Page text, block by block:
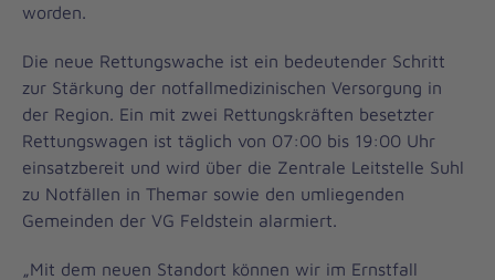
worden.
Die neue Rettungswache ist ein bedeutender Schritt
zur Stärkung der notfallmedizinischen Versorgung in
der Region. Ein mit zwei Rettungskräften besetzter
Rettungswagen ist täglich von 07:00 bis 19:00 Uhr
einsatzbereit und wird über die Zentrale Leitstelle Suhl
zu Notfällen in Themar sowie den umliegenden
Gemeinden der VG Feldstein alarmiert.
„Mit dem neuen Standort können wir im Ernstfall